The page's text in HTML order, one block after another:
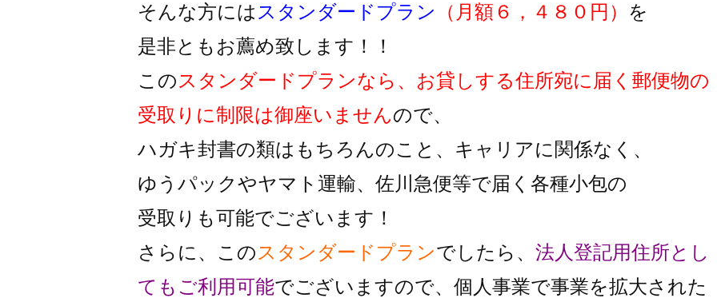
そんな方には スタンダードプラン （月額６，４８０円） を
是非ともお薦め致します！！
この スタンダードプランなら、お貸しする住所宛に届く郵便物の
受取りに制限は御座いませんので、
ハガキ封書の類はもちろんのこと、キャリアに関係なく、
ゆうパックやヤマト運輸、佐川急便等で届く各種小包の
受取りも可能でございます！
さらに、この スタンダードプランでしたら、 法人登記用住所とし
ても ご利用可能でございますので、個人事業で事業を拡大された